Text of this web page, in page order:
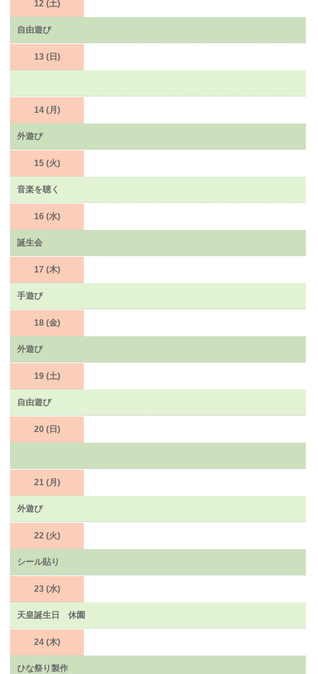
12 (土)
自由遊び
13 (日)
14 (月)
外遊び
15 (火)
音楽を聴く
16 (水)
誕生会
17 (木)
手遊び
18 (金)
外遊び
19 (土)
自由遊び
20 (日)
21 (月)
外遊び
22 (火)
シール貼り
23 (水)
天皇誕生日 休園
24 (木)
ひな祭り製作